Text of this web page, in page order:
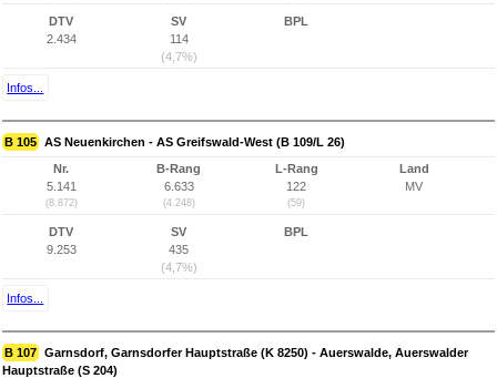
DTV
2.434
SV
114
(4,7%)
BPL
Infos...
B 105 AS Neuenkirchen - AS Greifswald-West (B 109/L 26)
Nr.
5.141
(8.872)
B-Rang
6.633
(4.248)
L-Rang
122
(59)
Land
MV
DTV
9.253
SV
435
(4,7%)
BPL
Infos...
B 107 Garnsdorf, Garnsdorfer Hauptstraße (K 8250) - Auerswalde, Auerswalder
Hauptstraße (S 204)